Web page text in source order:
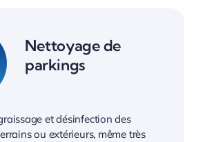
Nettoyage de
parkings
et désinfection des
ou extérieurs, même très